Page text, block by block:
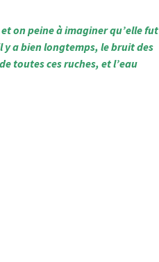
on peine à imaginer qu’elle fut
y a bien longtemps, le bruit des
toutes ces ruches, et l’eau